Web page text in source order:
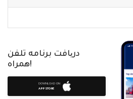
دریافت برنامه تلفن
همراه!
DOWNLOAD ON
APP STORE